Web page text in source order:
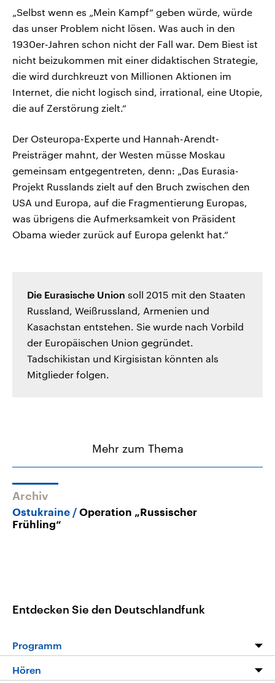
„Selbst wenn es „Mein Kampf“ geben würde, würde
das unser Problem nicht lösen. Was auch in den
1930er-Jahren schon nicht der Fall war. Dem Biest ist
nicht beizukommen mit einer didaktischen Strategie,
die wird durchkreuzt von Millionen Aktionen im
Internet, die nicht logisch sind, irrational, eine Utopie,
die auf Zerstörung zielt.“
Der Osteuropa-Experte und Hannah-Arendt-
Preisträger mahnt, der Westen müsse Moskau
gemeinsam entgegentreten, denn: „Das Eurasia-
Projekt Russlands zielt auf den Bruch zwischen den
USA und Europa, auf die Fragmentierung Europas,
was übrigens die Aufmerksamkeit von Präsident
Obama wieder zurück auf Europa gelenkt hat.“
Die Eurasische Union soll 2015 mit den Staaten
Russland, Weißrussland, Armenien und
Kasachstan entstehen. Sie wurde nach Vorbild
der Europäischen Union gegründet.
Tadschikistan und Kirgisistan könnten als
Mitglieder folgen.
Mehr zum Thema
Archiv
Ostukraine
Operation „Russischer
Frühling“
Entdecken Sie den Deutschlandfunk
Programm
Hören